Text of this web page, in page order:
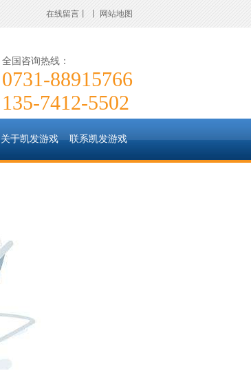
在线留言
网站地图
全国咨询热线：
0731-88915766
135-7412-5502
关于凯发游戏 联系凯发游戏